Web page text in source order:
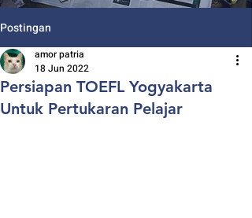
Postingan
Persiapan TOEFL Yogyakarta
Untuk Pertukaran Pelajar
amor patria
18 Jun 2022